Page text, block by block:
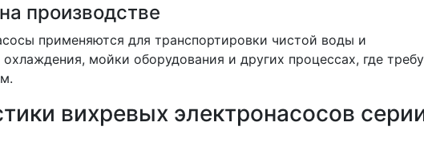
производстве
применяются для транспортировки чистой воды и
мойки оборудования и других процессах, где
вихревых электронасосов